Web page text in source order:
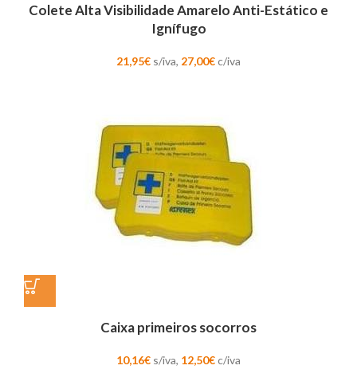
Colete Alta Visibilidade Amarelo Anti-Estático e
Ignífugo
21,95€ s/iva, 27,00€c/iva
Caixa primeiros socorros
10,16€ s/iva, 12,50€c/iva